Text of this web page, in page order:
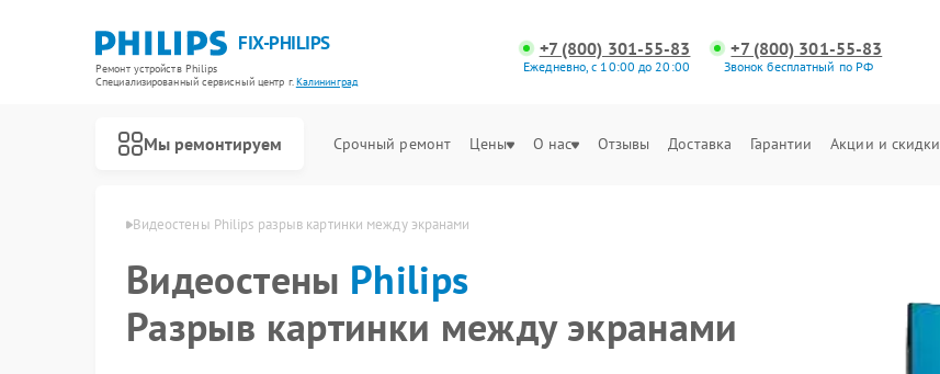
FIX-PHILIPS
Ремонт устройств Philips
Специализированный cервисный центр г.Калининград
+7 (800) 301-55-83
Ежедневно, с 10:00 до 20:00
+7 (800) 301-55-83
Звонок бесплатный по РФ
Мы ремонтируем Срочный ремонт Цены О нас Отзывы Доставка Гарантии Акции и скидки
Видеостены Philips разрыв картинки между экранами
Видеостены Philips
Разрыв картинки между экранами